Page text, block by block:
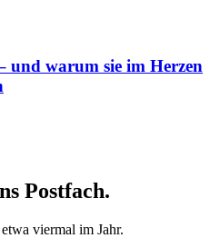
und warum sie im Herzen
Postfach.
viermal im Jahr.